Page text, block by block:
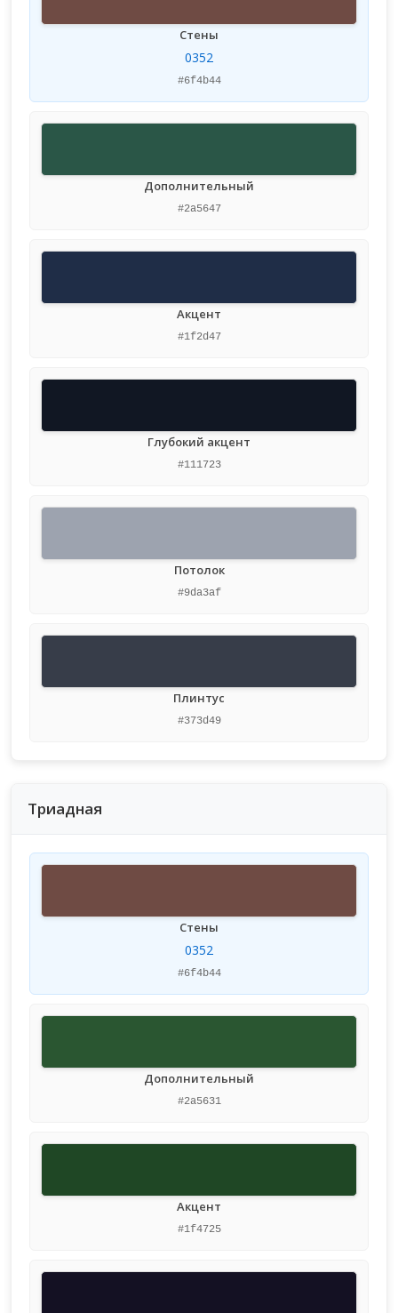
Стены
0352
#6f4b44
Дополнительный
#2a5647
Акцент
#1f2d47
Глубокий акцент
#111723
Потолок
#9da3af
Плинтус
#373d49
Триадная
Стены
0352
#6f4b44
Дополнительный
#2a5631
Акцент
#1f4725